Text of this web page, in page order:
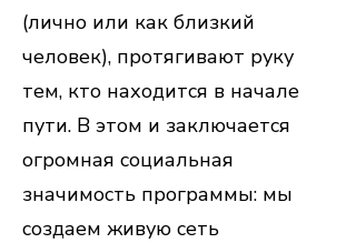
(лично или как близкий
человек), протягивают руку
тем, кто находится в начале
пути. В этом и заключается
огромная социальная
значимость программы: мы
создаем живую сеть